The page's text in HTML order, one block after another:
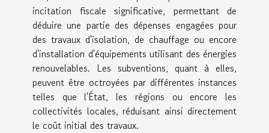
incitation fiscale significative, permettant de
déduire une partie des dépenses engagées pour
des travaux d'isolation, de chauffage ou encore
d'installation d'équipements utilisant des énergies
renouvelables. Les subventions, quant à elles,
peuvent être octroyées par différentes instances
telles que l'État, les régions ou encore les
collectivités locales, réduisant ainsi directement
le coût initial des travaux.